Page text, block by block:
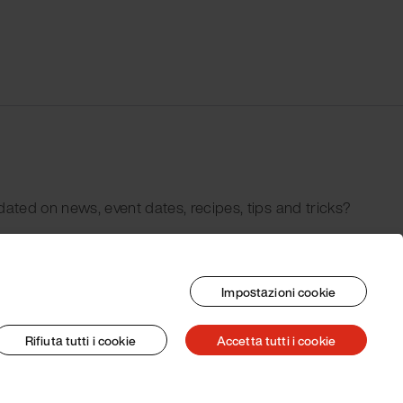
on news, event dates, recipes, tips and tricks?
Impostazioni cookie
Rifiuta tutti i cookie Accetta tutti i cookie